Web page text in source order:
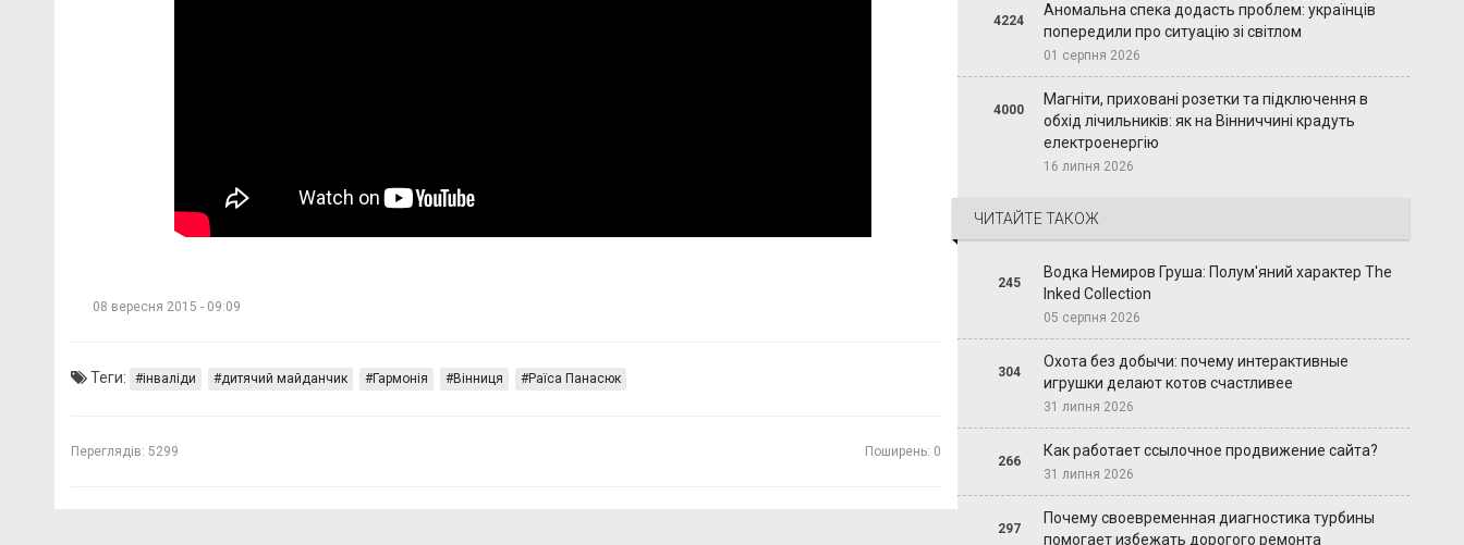
08 вересня 2015 - 09:09
Теги: інваліди дитячий майданчик Гармонія Вінниця Раїса Панасюк
Переглядів: 5299 Поширень: 0
4224
Аномальна спека додасть проблем: українців
попередили про ситуацію зі світлом
01 серпня 2026
4000
Магніти, приховані розетки та підключення в
обхід лічильників: як на Вінниччині крадуть
електроенергію
16 липня 2026
ЧИТАЙТЕ ТАКОЖ
245
Водка Немиров Груша: Полум'яний характер The
Inked Collection
05 серпня 2026
304
Охота без добычи: почему интерактивные
игрушки делают котов счастливее
31 липня 2026
266
Как работает ссылочное продвижение сайта?
31 липня 2026
297
Почему своевременная диагностика турбины
помогает избежать дорогого ремонта